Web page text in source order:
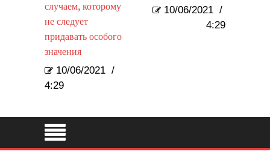
случаем, которому
не следует
придавать особого
значения
10/06/2021 /
4:29
10/06/2021 /
4:29